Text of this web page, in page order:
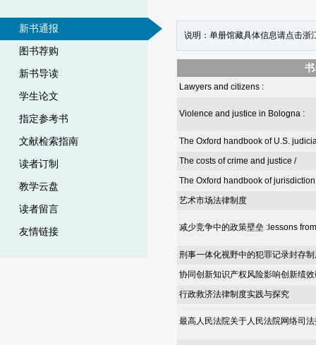
新书通报
图书荐购
新书导读
学生论文
指定参考书
文献检索指南
读者订制
教学云盘
读者留言
友情链接
说明：单册馆藏具体信息请点击浙
Lawyers and citizens :
Violence and justice in Bologna :
The Oxford handbook of U.S.
The costs of crime and justice /
The Oxford handbook of
艺术市场法律制度
减少竞争中的政策壁垒 :lessons
刑事一体化视野中的犯罪记录封存
协同创新知识产权风险影响创新绩
行政救济法律制度实践与探究
最高人民法院关于人民法院网络司